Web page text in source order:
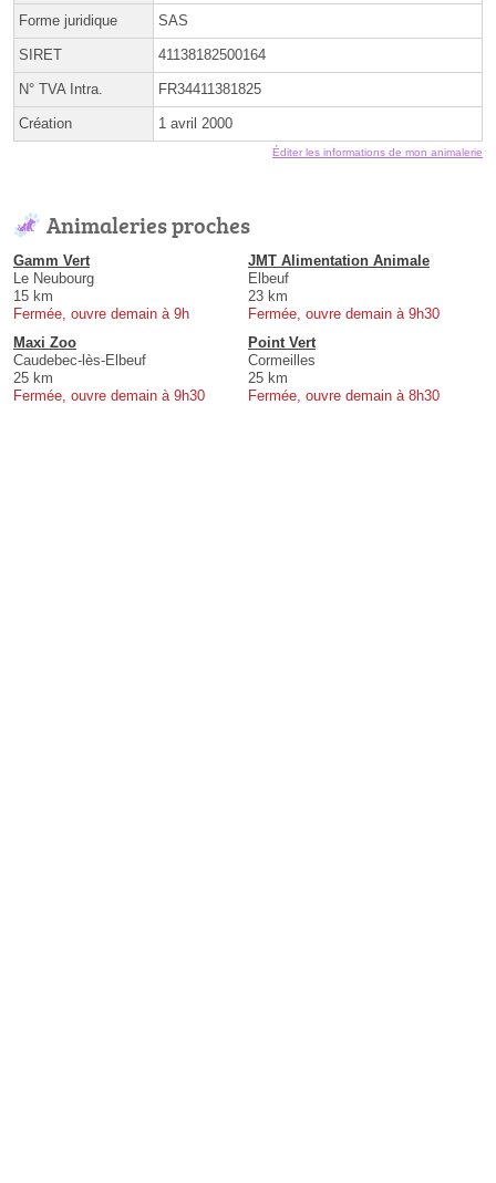
Forme juridique SAS
SIRET 41138182500164
N° TVA Intra. FR34411381825
Création 1 avril 2000
Éditer les informations de mon animalerie
Animaleries proches
Gamm Vert
Le Neubourg
15 km
Fermée, ouvre demain à 9h
JMT Alimentation Animale
Elbeuf
23 km
Fermée, ouvre demain à 9h30
Maxi Zoo
Caudebec-lès-Elbeuf
25 km
Fermée, ouvre demain à 9h30
Point Vert
Cormeilles
25 km
Fermée, ouvre demain à 8h30